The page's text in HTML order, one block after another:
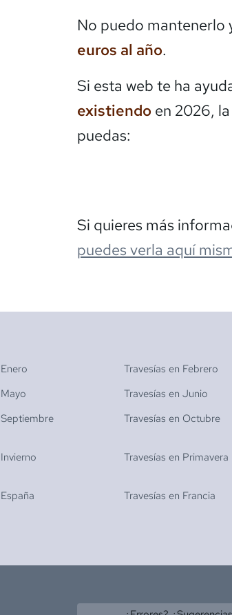
No puedo mantenerlo
euros al año.
Si esta web te ha
existiendo en 2026,
puedas:
Si quieres más
puedes verla aquí
Enero Travesías en Febrero
Mayo Travesías en Junio
Septiembre Travesías en Octubre
Invierno Travesías en Primavera
España Travesías en Francia